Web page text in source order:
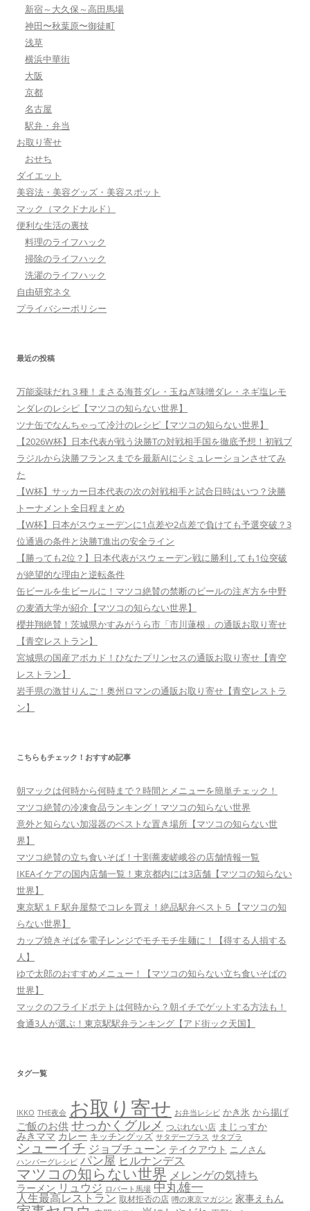
新宿～大久保～高田馬場
神田〜秋葉原〜御徒町
浅草
横浜中華街
大阪
京都
名古屋
駅弁・弁当
お取り寄せ
おせち
ダイエット
美容法・美容グッズ・美容スポット
マック（マクドナルド）
便利な生活の裏技
料理のライフハック
掃除のライフハック
洗濯のライフハック
自由研究ネタ
プライバシーポリシー
最近の投稿
万能薬味だれ３種！まさる海苔ダレ・玉ねぎ味噌ダレ・ネギ塩レモ
ンダレのレシピ【マツコの知らない世界】
ツナ缶でなんちゃって冷汁のレシピ【マツコの知らない世界】
【2026W杯】日本代表が戦う決勝Tの対戦相手国を徹底予想！初戦ブ
ラジルから決勝フランスまでを最新AIにシミュレーションさせてみ
た
【W杯】サッカー日本代表の次の対戦相手と試合日時はいつ？決勝
トーナメント全日程まとめ
【W杯】日本がスウェーデンに1点差や2点差で負けても予選突破？3
位通過の条件と決勝T進出の安全ライン
【勝っても2位？】日本代表がスウェーデン戦に勝利しても1位突破
が絶望的な理由と逆転条件
缶ビールを生ビールに！マツコ絶賛の禁断のビールの注ぎ方を中野
の麦酒大学が紹介【マツコの知らない世界】
櫻井翔絶賛！茨城県かすみがうら市「市川蓮根」の通販お取り寄せ
【青空レストラン】
宮城県の国産アボカド！ひなたプリンセスの通販お取り寄せ【青空
レストラン】
岩手県の激甘りんご！奥州ロマンの通販お取り寄せ【青空レストラ
ン】
こちらもチェック！おすすめ記事
朝マックは何時から何時まで？時間とメニューを簡単チェック！
マツコ絶賛の冷凍食品ランキング！マツコの知らない世界
意外と知らない加湿器のベストな置き場所【マツコの知らない世
界】
マツコ絶賛の立ち食いそば！十割蕎麦嵯峨谷の店舗情報一覧
IKEAイケアの国内店舗一覧！東京都内には3店舗【マツコの知らない
世界】
東京駅１Ｆ駅弁屋祭でコレを買え！絶品駅弁ベスト５【マツコの知
らない世界】
カップ焼きそばを電子レンジでモチモチ生麺に！【得する人損する
人】
ゆで太郎のおすすめメニュー！【マツコの知らない立ち食いそばの
世界】
マックのフライドポテトは何時から？朝イチでゲットする方法も！
食通3人が選ぶ！東京駅駅弁ランキング【アド街ック天国】
タグ一覧
IKKO THE夜会 お取り寄せ お弁当レシピ かき氷 から揚げ
ご飯のお供 せっかくグルメ つぶれない店 まじっすか
みきママ カレー キッチングッズ サタデープラス サタプラ
シューイチ ジョブチューン テイクアウト ニノさん
ハンバーグレシピ パン屋 ヒルナンデス
マツコの知らない世界 メレンゲの気持ち
ラーメン リュウジ ロバート馬場 中丸雄一
人生最高レストラン 取材拒否の店 噂の東京マガジン 家事えもん